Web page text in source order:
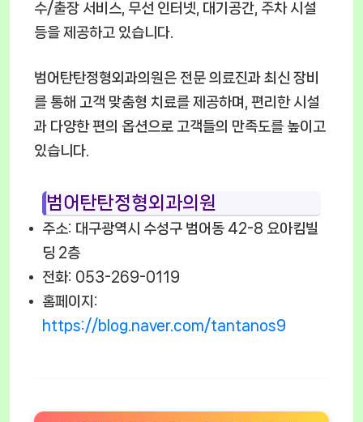
수/출장 서비스, 무선 인터넷, 대기공간, 주차 시설
등을 제공하고 있습니다.
범어탄탄정형외과의원은 전문 의료진과 최신 장비
를 통해 고객 맞춤형 치료를 제공하며, 편리한 시설
과 다양한 편의 옵션으로 고객들의 만족도를 높이고
있습니다.
범어탄탄정형외과의원
주소: 대구광역시 수성구 범어동 42-8 요아킴빌
딩 2층
전화: 053-269-0119
홈페이지:
https://blog.naver.com/tantanos9